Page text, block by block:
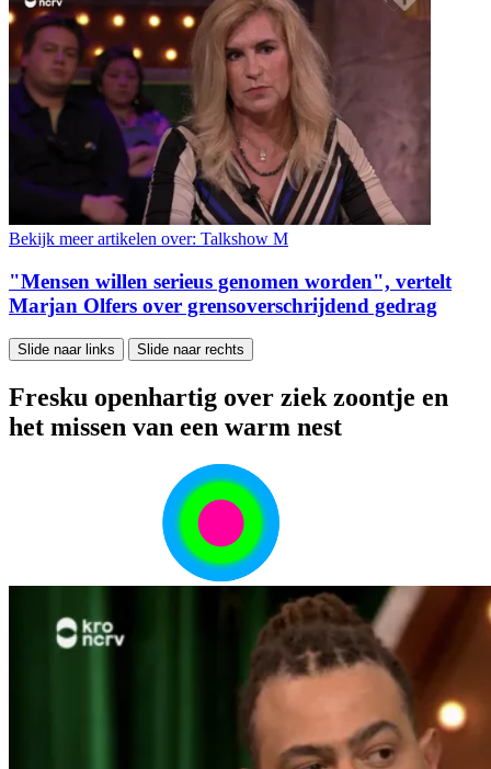
Bekijk meer artikelen over: Talkshow M
"Mensen willen serieus genomen worden", vertelt
Marjan Olfers over grensoverschrijdend gedrag
Slide naar links Slide naar rechts
Fresku openhartig over ziek zoontje en
het missen van een warm nest